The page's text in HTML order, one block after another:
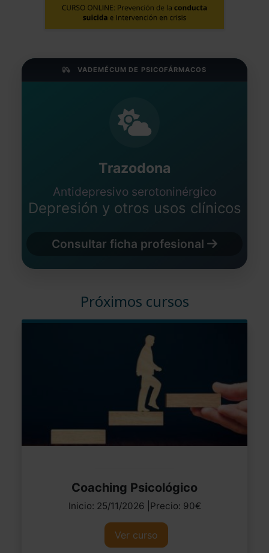
VADEMÉCUM DE PSICOFÁRMACOS
Trazodona
Antidepresivo serotoninérgico
Depresión y otros usos clínicos
Consultar ficha profesional
Próximos cursos
Coaching Psicológico
Inicio: 25/11/2026 |Precio: 90€
Ver curso